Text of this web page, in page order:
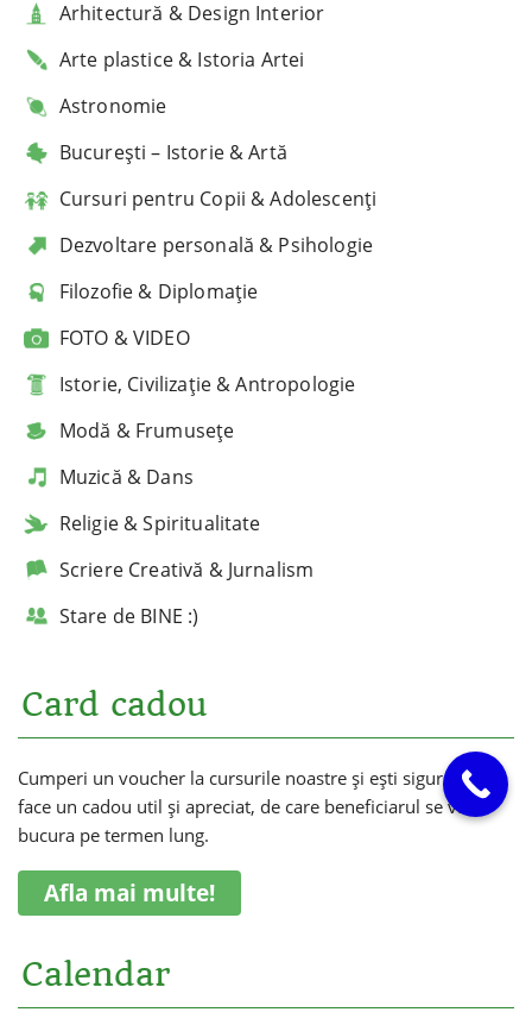
Arhitectură & Design Interior
Arte plastice & Istoria Artei
Astronomie
București – Istorie & Artă
Cursuri pentru Copii & Adolescenți
Dezvoltare personală & Psihologie
Filozofie & Diplomație
FOTO & VIDEO
Istorie, Civilizație & Antropologie
Modă & Frumusețe
Muzică & Dans
Religie & Spiritualitate
Scriere Creativă & Jurnalism
Stare de BINE :)
Card cadou
Cumperi un voucher la cursurile noastre și ești sigur că vei
face un cadou util și apreciat, de care beneficiarul se va
bucura pe termen lung.
Afla mai multe!
Calendar